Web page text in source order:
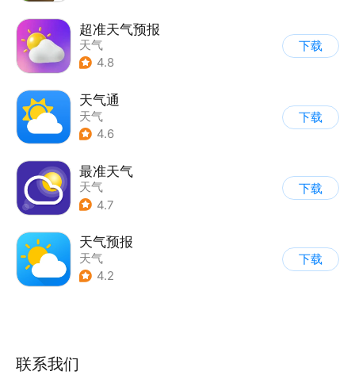
超准天气预报
天气
4.8
下载
天气通
天气
4.6
下载
最准天气
天气
4.7
下载
天气预报
天气
4.2
下载
联系我们